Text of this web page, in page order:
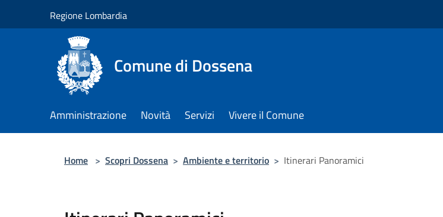
Regione Lombardia
Comune di Dossena
Amministrazione Novità Servizi Vivere il Comune
Home > Scopri Dossena > Ambiente e territorio > Itinerari Panoramici